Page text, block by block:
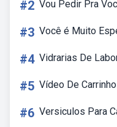
#2 Vou Pedir Pra
#3 Você é Muito
#4 Vidrarias De
#5 Vídeo De
#6 Versiculos Para